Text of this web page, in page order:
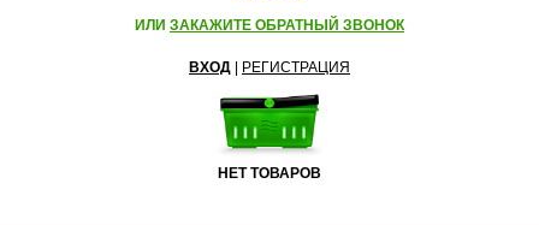
ИЛИ ЗАКАЖИТЕ ОБРАТНЫЙ ЗВОНОК
ВХОД РЕГИСТРАЦИЯ
НЕТ ТОВАРОВ